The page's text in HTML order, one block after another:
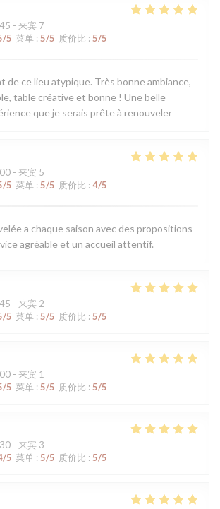
- 来宾 7
/5 菜单 : 5/5 质价比 : 5/5
de ce lieu atypique. Très bonne ambiance,
table créative et bonne ! Une belle
que je serais prête à renouveler
- 来宾 5
/5 菜单 : 5/5 质价比 : 4/5
a chaque saison avec des propositions
agréable et un accueil attentif.
- 来宾 2
/5 菜单 : 5/5 质价比 : 5/5
- 来宾 1
/5 菜单 : 5/5 质价比 : 5/5
- 来宾 3
/5 菜单 : 5/5 质价比 : 5/5